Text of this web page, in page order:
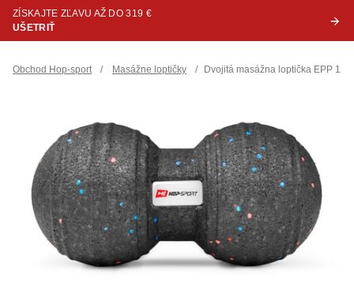
ZÍSKAJTE ZĽAVU AŽ DO 319 €
UŠETRIŤ
Obchod Hop-sport / Masážne loptičky / Dvojitá masážna loptička EPP